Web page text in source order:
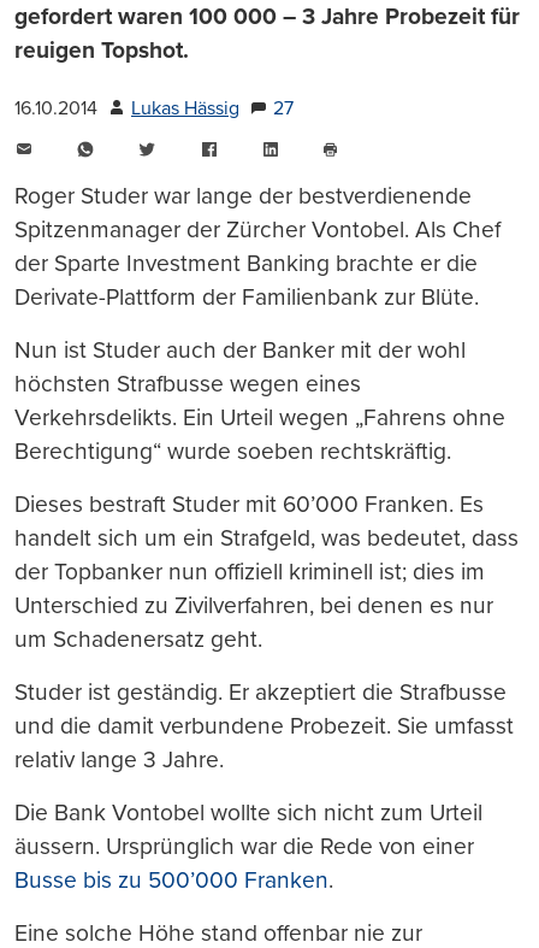
gefordert waren 100 000 – 3 Jahre Probezeit für
reuigen Topshot.
16.10.2014 Lukas Hässig
27
WhatsAppTwitter FacebookLinkedIn
drucken
Roger Studer war lange der bestverdienende
Spitzenmanager der Zürcher Vontobel. Als Chef
der Sparte Investment Banking brachte er die
Derivate-Plattform der Familienbank zur Blüte.
Nun ist Studer auch der Banker mit der wohl
höchsten Strafbusse wegen eines
Verkehrsdelikts. Ein Urteil wegen „Fahrens ohne
Berechtigung“ wurde soeben rechtskräftig.
Dieses bestraft Studer mit 60’000 Franken. Es
handelt sich um ein Strafgeld, was bedeutet, dass
der Topbanker nun offiziell kriminell ist; dies im
Unterschied zu Zivilverfahren, bei denen es nur
um Schadenersatz geht.
Studer ist geständig. Er akzeptiert die Strafbusse
und die damit verbundene Probezeit. Sie umfasst
relativ lange 3 Jahre.
Die Bank Vontobel wollte sich nicht zum Urteil
äussern. Ursprünglich war die Rede von einer
Busse bis zu 500’000 Franken.
Eine solche Höhe stand offenbar nie zur